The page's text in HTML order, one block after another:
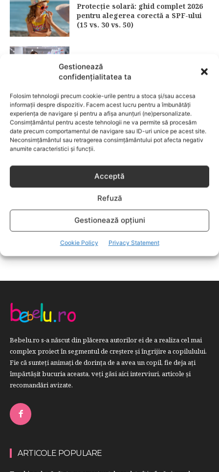
Gestionează
confidențialitatea ta
Folosim tehnologii precum cookie-urile pentru a stoca și/sau accesa
informații despre dispozitiv. Facem acest lucru pentru a îmbunătăți
experiența de navigare și pentru a afișa anunțuri (ne)personalizate.
Consimțământul pentru aceste tehnologii ne va permite să procesăm
date precum comportamentul de navigare sau ID-uri unice pe acest site.
Neconsimțământul sau retragerea consimțământului pot afecta negativ
anumite caracteristici și funcții.
Acceptă
Refuză
Gestionează opțiuni
Cookie Policy Privacy Statement
Protecție solară: ghid complet 2026
pentru alegerea corectă a SPF-ului
(15 vs. 30 vs. 50)
Fără lacrimi, fără iritații: cum alegi
șamponul perfect pentru copilul tău
CATEGORII POPULARE
EVENIMENTE
LIFESTYLE
714
COPII
634
BEBELUSI
436
DEZVOLTAREA COPILULUI
COMPORTAMENT
Bebelu.ro s-a născut din plăcerea autorilor ei de a realiza cel mai
complex proiect în segmentul de creştere şi îngrijire a copilulului.
Fie că sunteţi animaţi de dorinţa de a avea un copil, fie deja aţi
împărtăşit bucuria aceasta, veți găsi aici interviuri, articole şi
recomandări avizate.
ARTICOLE POPULARE